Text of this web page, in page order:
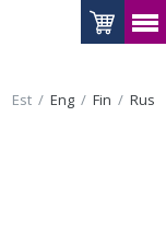
Est Eng Fin Rus